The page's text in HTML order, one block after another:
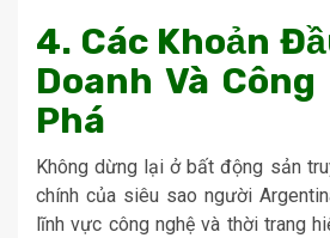
4. Các Khoản
Doanh Và
Phá
Không dừng lại ở bất động sản
chính của siêu sao người
lĩnh vực công nghệ và thời trang